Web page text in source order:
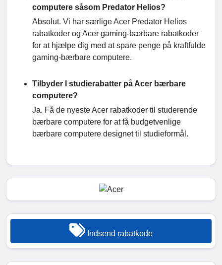
computere såsom Predator Helios?
Absolut. Vi har særlige Acer Predator Helios
rabatkoder og Acer gaming-bærbare rabatkoder
for at hjælpe dig med at spare penge på kraftfulde
gaming-bærbare computere.
Tilbyder I studierabatter på Acer bærbare
computere?
Ja. Få de nyeste Acer rabatkoder til studerende
bærbare computere for at få budgetvenlige
bærbare computere designet til studieformål.
Indsend rabatkode